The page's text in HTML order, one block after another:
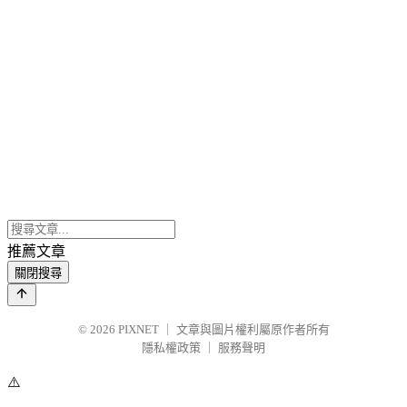
推薦文章
關閉搜尋
© 2026 PIXNET
文章與圖片權利屬原作者所有
隱私權政策
服務聲明
⚠️